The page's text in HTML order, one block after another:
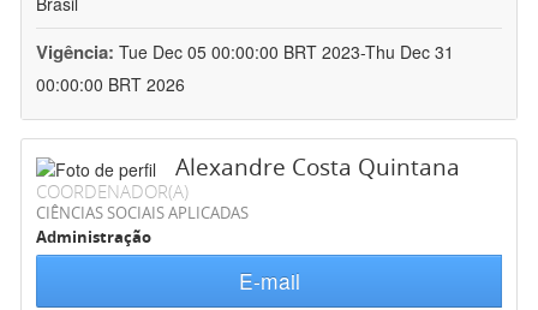
Vigência: Tue Dec 05 00:00:00 BRT 2023-Thu Dec 31
00:00:00 BRT 2026
Alexandre Costa Quintana
COORDENADOR(A)
CIÊNCIAS SOCIAIS APLICADAS
Administração
E-mail